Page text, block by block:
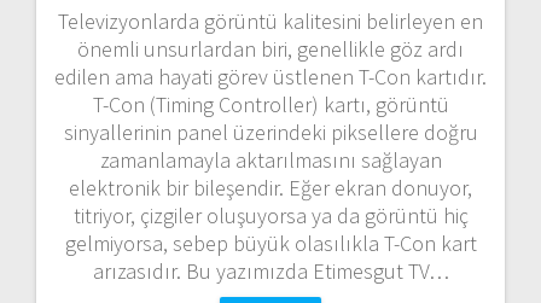
Televizyonlarda görüntü kalitesini belirleyen en
önemli unsurlardan biri, genellikle göz ardı
edilen ama hayati görev üstlenen T-Con kartıdır.
T-Con (Timing Controller) kartı, görüntü
sinyallerinin panel üzerindeki piksellere doğru
zamanlamayla aktarılmasını sağlayan
elektronik bir bileşendir. Eğer ekran donuyor,
titriyor, çizgiler oluşuyorsa ya da görüntü hiç
gelmiyorsa, sebep büyük olasılıkla T-Con kart
arızasıdır. Bu yazımızda Etimesgut TV…